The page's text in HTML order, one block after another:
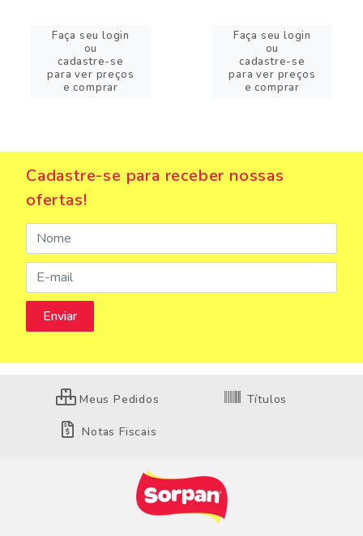
Faça seu login
ou
cadastre-se
para ver preços
e comprar
Faça seu login
ou
cadastre-se
para ver preços
e comprar
Cadastre-se para receber nossas
ofertas!
Meus Pedidos Títulos
Notas Fiscais